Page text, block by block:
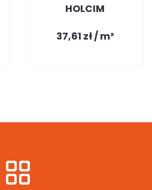
HOLCIM
37,61 zł / m²